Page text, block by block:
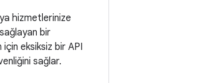
hizmetlerinize
bir
eksiksiz bir API
sağlar.